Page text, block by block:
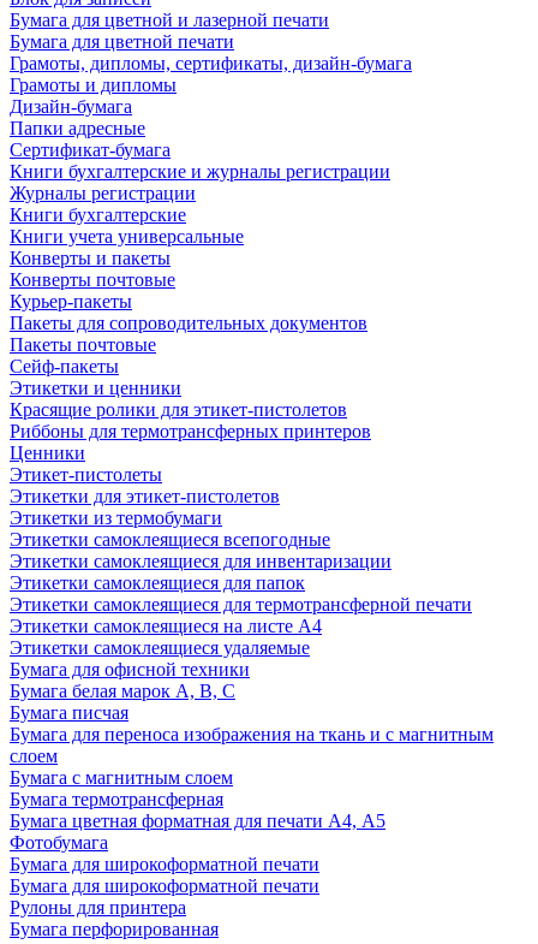
Бумага для цветной и лазерной печати
Бумага для цветной печати
Грамоты, дипломы, сертификаты, дизайн-бумага
Грамоты и дипломы
Дизайн-бумага
Папки адресные
Сертификат-бумага
Книги бухгалтерские и журналы регистрации
Журналы регистрации
Книги бухгалтерские
Книги учета универсальные
Конверты и пакеты
Конверты почтовые
Курьер-пакеты
Пакеты для сопроводительных документов
Пакеты почтовые
Сейф-пакеты
Этикетки и ценники
Красящие ролики для этикет-пистолетов
Риббоны для термотрансферных принтеров
Ценники
Этикет-пистолеты
Этикетки для этикет-пистолетов
Этикетки из термобумаги
Этикетки самоклеящиеся всепогодные
Этикетки самоклеящиеся для инвентаризации
Этикетки самоклеящиеся для папок
Этикетки самоклеящиеся для термотрансферной печати
Этикетки самоклеящиеся на листе А4
Этикетки самоклеящиеся удаляемые
Бумага для офисной техники
Бумага белая марок А, В, С
Бумага писчая
Бумага для переноса изображения на ткань и с магнитным
слоем
Бумага с магнитным слоем
Бумага термотрансферная
Бумага цветная форматная для печати А4, А5
Фотобумага
Бумага для широкоформатной печати
Бумага для широкоформатной печати
Рулоны для принтера
Бумага перфорированная